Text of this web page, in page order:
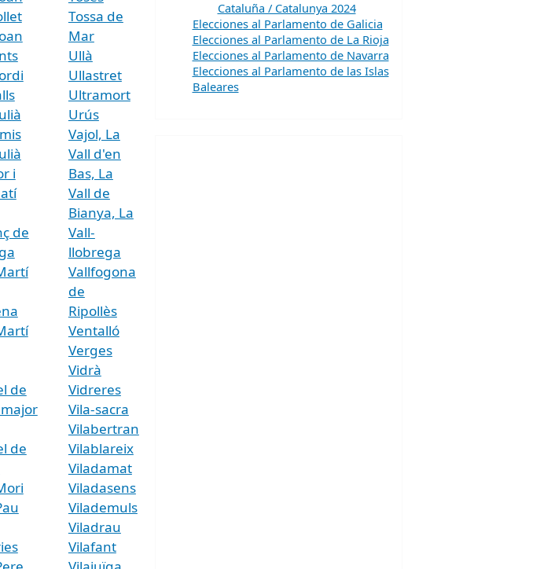
i
de
de
de
Tossa de
Mar
Ullà
Ullastret
Ultramort
Urús
Vajol, La
Vall d'en
Bas, La
Vall de
Bianya, La
Vall-
llobrega
Vallfogona
de
Ripollès
Ventalló
Verges
Vidrà
Vidreres
Vila-sacra
Vilabertran
Vilablareix
Viladamat
Viladasens
Vilademuls
Viladrau
Vilafant
Cataluña / Catalunya 2024
Elecciones al Parlamento de Galicia
Elecciones al Parlamento de La Rioja
Elecciones al Parlamento de Navarra
Elecciones al Parlamento de las Islas
Baleares